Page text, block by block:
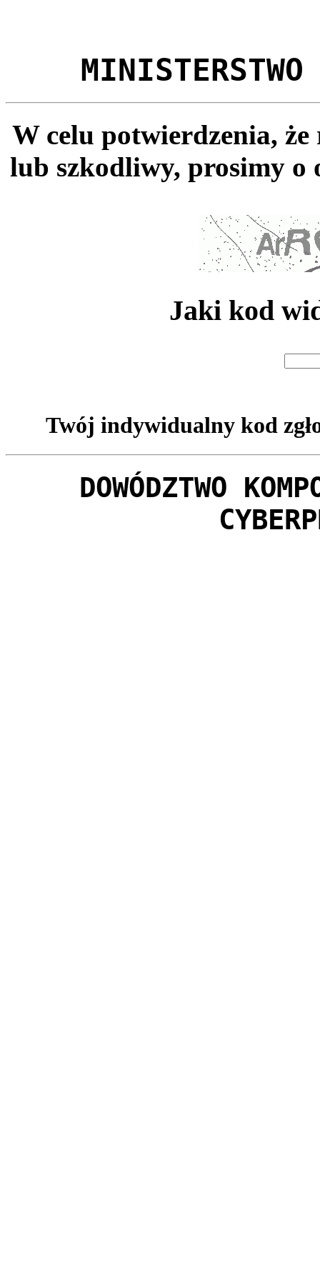
MINISTERSTWO
W celu potwierdzenia,
lub szkodliwy, prosimy o
Jaki kod
Twój indywidualny kod
DOWÓDZTWO